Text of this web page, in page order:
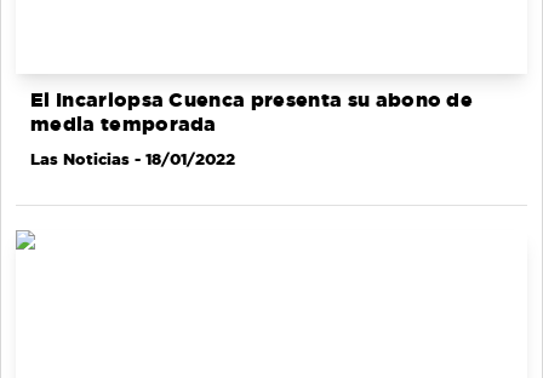
El Incarlopsa Cuenca presenta su abono de
media temporada
Las Noticias - 18/01/2022